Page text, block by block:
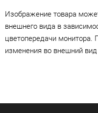
Изображение товара
внешнего вида в
цветопередачи монитора.
изменения во внешний вид